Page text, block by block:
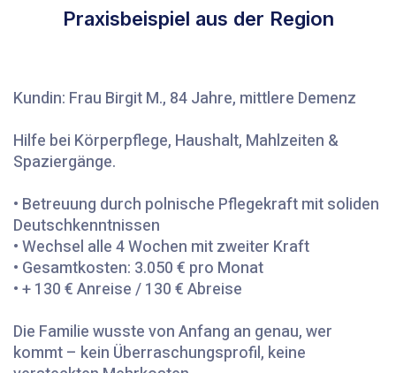
Praxisbeispiel aus der Region
Kundin: Frau Birgit M., 84 Jahre, mittlere Demenz
Hilfe bei Körperpflege, Haushalt, Mahlzeiten &
Spaziergänge.
• Betreuung durch polnische Pflegekraft mit soliden
Deutschkenntnissen
• Wechsel alle 4 Wochen mit zweiter Kraft
• Gesamtkosten: 3.050 € pro Monat
• + 130 € Anreise / 130 € Abreise
Die Familie wusste von Anfang an genau, wer
kommt – kein Überraschungsprofil, keine